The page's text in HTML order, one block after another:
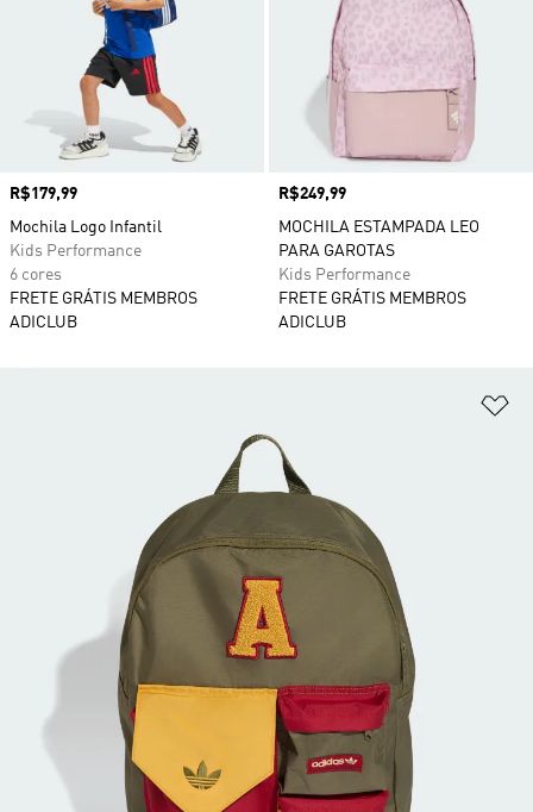
Preço
R$179,99
Mochila Logo Infantil
Kids Performance
6 cores
FRETE GRÁTIS MEMBROS
ADICLUB
Preço
R$249,99
MOCHILA ESTAMPADA LEO
PARA GAROTAS
Kids Performance
FRETE GRÁTIS MEMBROS
ADICLUB